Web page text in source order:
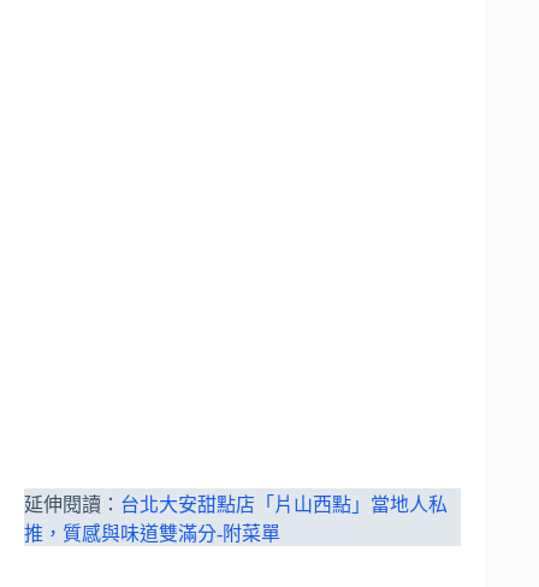
延伸閱讀： 台北大安甜點店「片山西點」當地人私
推，質感與味道雙滿分-附菜單